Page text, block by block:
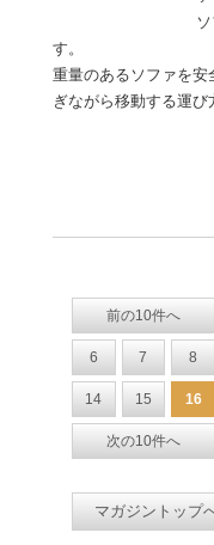
す。
重量のあるソファを
ぎながら移動する運
前の10件へ
6 7 8
14 15 16
次の10件へ
マガジントップ